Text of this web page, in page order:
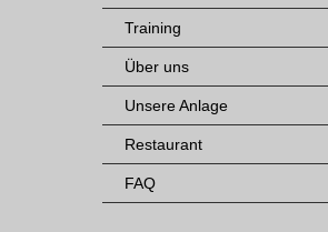
Training
Über uns
Unsere Anlage
Restaurant
FAQ